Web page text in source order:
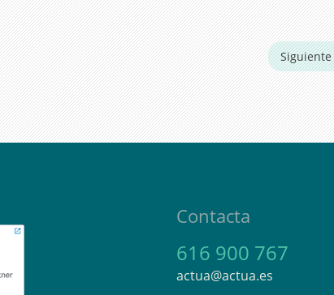
Siguiente
Contacta
616 900 767
actua@actua.es